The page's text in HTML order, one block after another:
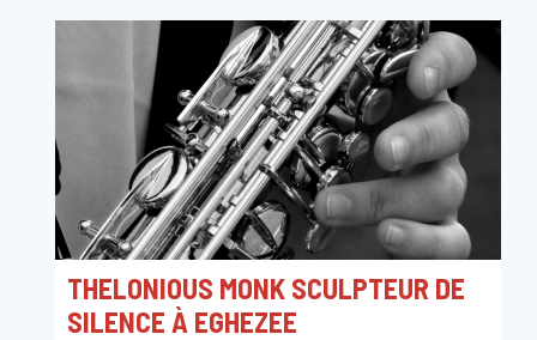
THELONIOUS MONK SCULPTEUR DE
SILENCE À EGHEZEE